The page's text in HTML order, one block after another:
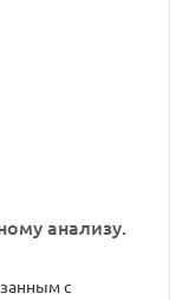
анализу.
с